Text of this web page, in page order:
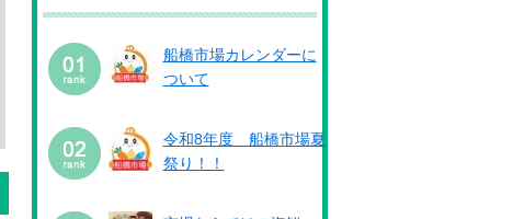
船橋市場カレンダーに
ついて
令和8年度 船橋市場夏
祭り！！